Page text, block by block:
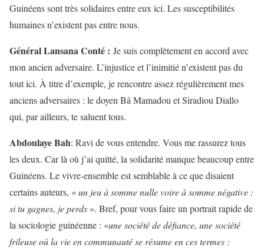
Guinéens sont très solidaires entre eux ici. Les susceptibilités
humaines n’existent pas entre nous.
Général Lansana Conté : Je suis complètement en accord avec
mon ancien adversaire. L’injustice et l’inimitié n’existent pas du
tout ici. À titre d’exemple, je rencontre assez régulièrement mes
anciens adversaires : le doyen Bâ Mamadou et Siradiou Diallo
qui, par ailleurs, te saluent tous.
Abdoulaye Bah: Ravi de vous entendre. Vous me rassurez tous
les deux. Car là où j’ai quitté, la solidarité manque beaucoup entre
Guinéens. Le vivre-ensemble est semblable à ce que disaient
certains auteurs, «un jeu à somme nulle voire à somme négative :
si tu gagnes, je perds ». Bref, pour vous faire un portrait rapide de
la sociologie guinéenne : «une société de défiance, une société
frileuse où la vie en communauté se résume en ces termes :